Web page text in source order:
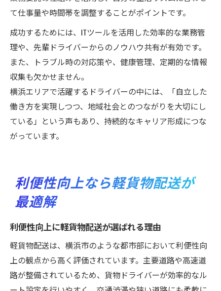
て仕事量や時間帯を調整することがポイントです。
成功するためには、ITツールを活用した効率的な業務管
理や、先輩ドライバーからのノウハウ共有が有効です。
また、トラブル時の対応策や、健康管理、定期的な情報
収集も欠かせません。
横浜エリアで活躍するドライバーの中には、「自立した
働き方を実現しつつ、地域社会とのつながりを大切にし
ている」という声もあり、持続的なキャリア形成につな
がっています。
利便性向上なら軽貨物配送が
最適解
利便性向上に軽貨物配送が選ばれる理由
軽貨物配送は、横浜市のような都市部において利便性向
上の観点から高く評価されています。主要道路や高速道
路が整備されているため、貨物ドライバーが効率的なル